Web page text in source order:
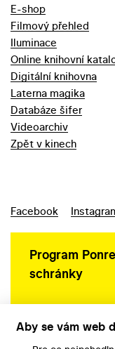
E-shop
Filmový přehled
Iluminace
Online knihovní
Digitální knihovna
Laterna magika
Databáze šifer
Videoarchiv
Zpět v kinech
Facebook
Program
schránky
Aby se vám web